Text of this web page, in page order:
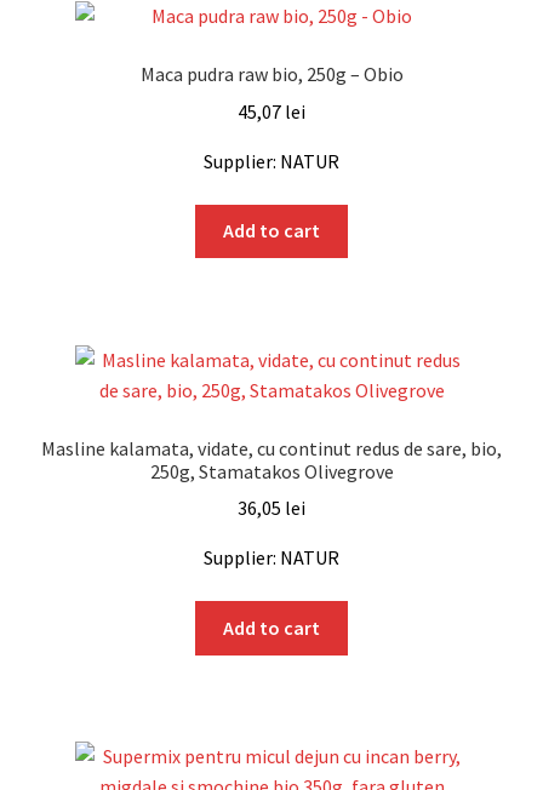
Maca pudra raw bio, 250g – Obio
45,07 lei
Supplier: NATUR
Add to cart
Masline kalamata, vidate, cu continut redus de sare, bio,
250g, Stamatakos Olivegrove
36,05 lei
Supplier: NATUR
Add to cart